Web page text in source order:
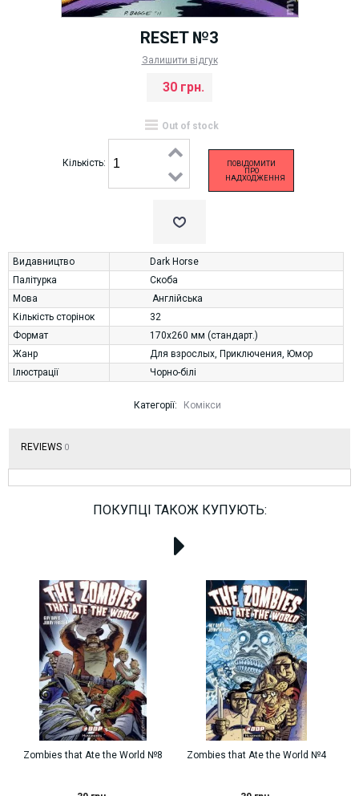
RESET №3
Залишити відгук
30 грн.
Out of stock
Кількість:
ПОВІДОМИТИ
ПРО
НАДХОДЖЕННЯ
Видавництво
Dark Horse
Палітурка
Скоба
Мова
Англійська
Кількість сторінок
32
Формат
170х260 мм (стандарт.)
Жанр
Для взрослых, Приключения, Юмор
Ілюстрації
Чорно-білі
Категорії: Комікси
REVIEWS 0
ПОКУПЦІ ТАКОЖ КУПУЮТЬ:
Zombies that Ate the World №8 Zombies that Ate the World №4